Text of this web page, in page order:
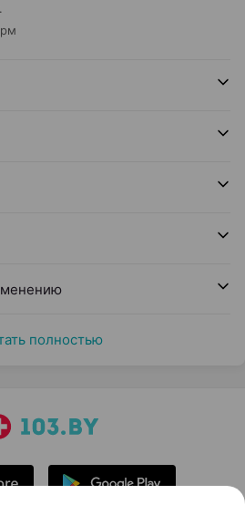
полностью